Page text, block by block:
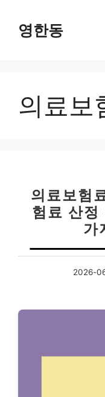
영한동
의료보
의료보험
험료 산정
가
2026-